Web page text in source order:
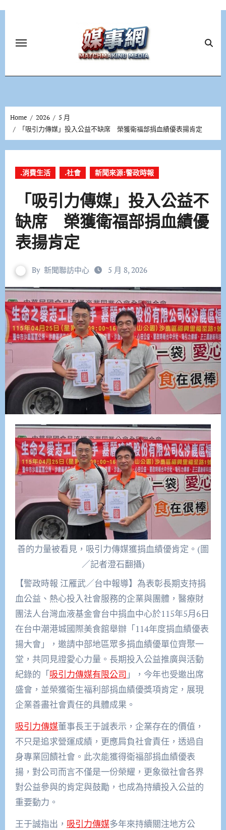
Home 2026
5 月
「吸引力傳媒」投入公益不缺席 榮獲衛福部捐血績優表揚肯定
.消費生活 .社會 新聞來源:警政時報
「吸引力傳媒」投入公益不
缺席 榮獲衛福部捐血績優
表揚肯定
By 新聞聯訪中心 5 月 8, 2026
善的力量被看見，吸引力傳媒獲捐血績優肯定。(圖
／記者澄石翻攝)
【警政時報 江雁武／台中報導】為表彰長期支持捐
血公益、熱心投入社會服務的企業與團體，醫療財
團法人台灣血液基金會台中捐血中心於115年5月6日
在台中潮港城國際美食館舉辦「114年度捐血績優表
揚大會」，邀請中部地區眾多捐血績優單位齊聚一
堂，共同見證愛心力量。長期投入公益推廣與活動
紀錄的「吸引力傳媒有限公司 」，今年也受邀出席
盛會，並榮獲衛生福利部捐血績優獎項肯定，展現
企業善盡社會責任的具體成果。
吸引力傳媒董事長王于誠表示，企業存在的價值，
不只是追求營運成績，更應肩負社會責任，透過自
身專業回饋社會。此次能獲得衛福部捐血績優表
揚，對公司而言不僅是一份榮耀，更象徵社會各界
對公益參與的肯定與鼓勵，也成為持續投入公益的
重要動力。
王于誠指出， 吸引力傳媒多年來持續關注地方公